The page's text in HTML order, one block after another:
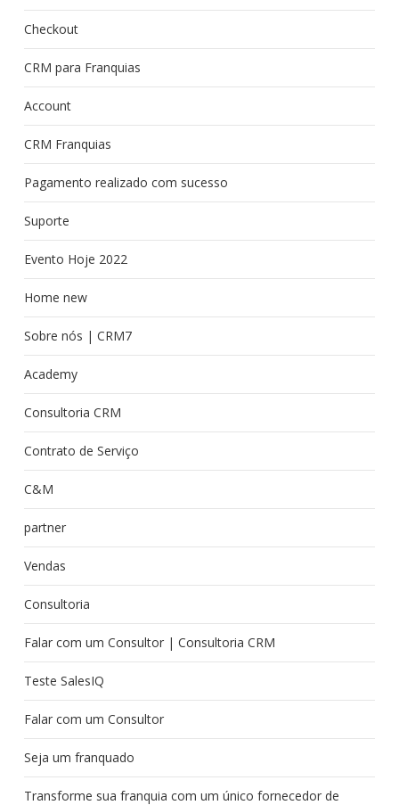
Checkout
CRM para Franquias
Account
CRM Franquias
Pagamento realizado com sucesso
Suporte
Evento Hoje 2022
Home new
Sobre nós | CRM7
Academy
Consultoria CRM
Contrato de Serviço
C&M
partner
Vendas
Consultoria
Falar com um Consultor | Consultoria CRM
Teste SalesIQ
Falar com um Consultor
Seja um franquado
Transforme sua franquia com um único fornecedor de